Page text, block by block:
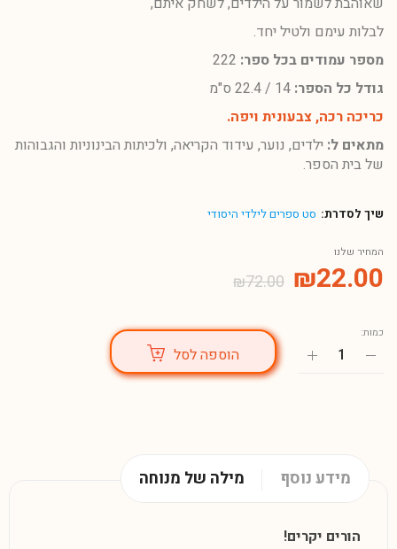
לבלות עימם ולטיל יחד.
מספר עמודים בכל ספר:
גודל כל הספר: 14 / 22.4 ס"מ
כריכה רכה, צבעונית ויפה.
מתאים ל: ילדים, נוער, עידוד הקריאה, ולכיתות הבינוניות והגבוהות
של בית הספר.
שיך לסדרת: סט ספרים לילדי היסודי
המחיר שלנו
₪72.00 ₪22.00
כמות:
הוספה לסל
מילה של מנוחה מידע נוסף
הורים יקרים!